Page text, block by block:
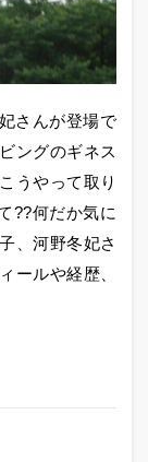
さんが登場で
ングのギネス
うやって取り
??何だか気に
、河野冬妃さ
ールや経歴、